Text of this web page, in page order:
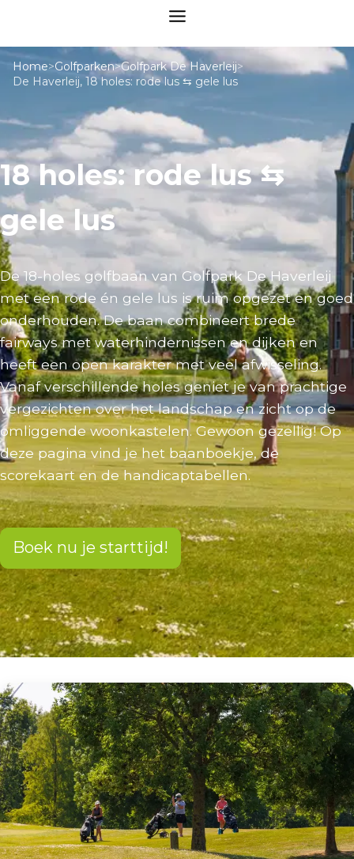
Home>Golfparken>Golfpark De Haverleij>
De Haverleij, 18 holes: rode lus ⇆ gele lus
18 holes: rode lus ⇆
gele lus
De 18-holes golfbaan van Golfpark De Haverleij
met een rode én gele lus is ruim opgezet en goed
onderhouden. De baan combineert brede
fairways met waterhindernissen en dijken en
heeft een open karakter met veel afwisseling.
Vanaf verschillende holes geniet je van prachtige
vergezichten over het landschap en zicht op de
omliggende woonkastelen. Gewoon gezellig! Op
deze pagina vind je het baanboekje, de
scorekaart en de handicaptabellen.
Boek nu je starttijd!